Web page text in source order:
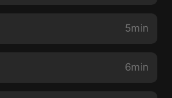
5min
6min